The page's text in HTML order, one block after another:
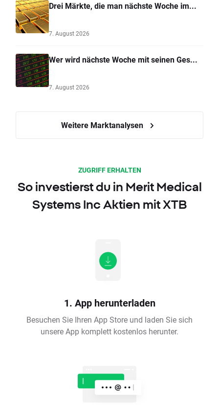
Drei Märkte, die man nächste Woche im...
7. August 2026
Wer wird nächste Woche mit seinen Ges...
7. August 2026
Weitere Marktanalysen
ZUGRIFF ERHALTEN
So investierst du in Merit Medical
Systems Inc Aktien mit XTB
1. App herunterladen
Besuchen Sie Ihren App Store und laden Sie sich
unsere App komplett kostenlos herunter.